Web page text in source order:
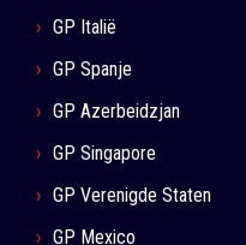
GP Italië
GP Spanje
GP Azerbeidzjan
GP Singapore
GP Verenigde Staten
GP Mexico